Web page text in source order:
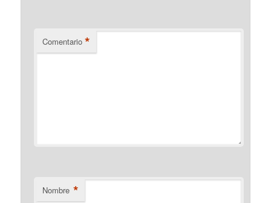
Comentario *
Nombre *